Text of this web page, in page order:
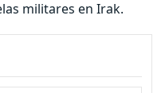
militares en Irak.